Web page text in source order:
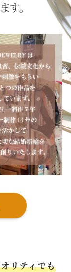
リティでも